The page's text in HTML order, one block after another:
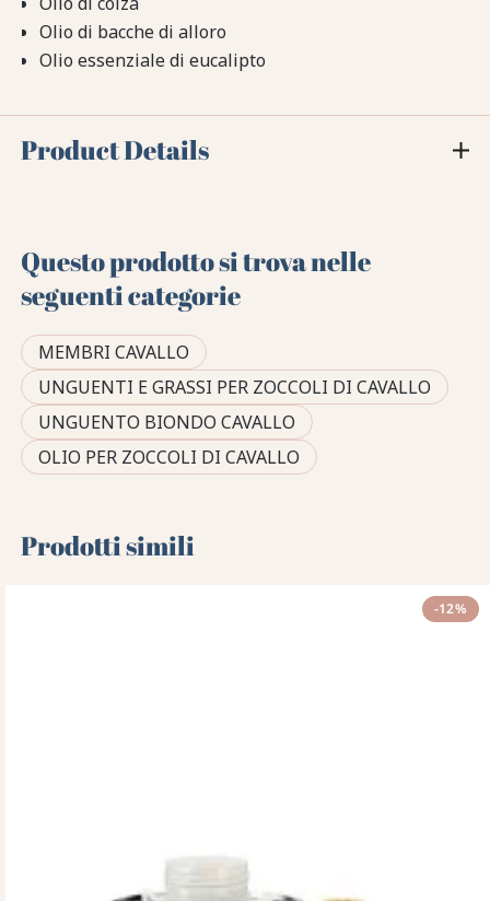
Olio di bacche di alloro
Olio essenziale di eucalipto
Product Details
Questo prodotto si trova nelle
seguenti categorie
MEMBRI CAVALLO
UNGUENTI E GRASSI PER ZOCCOLI DI CAVALLO
UNGUENTO BIONDO CAVALLO
OLIO PER ZOCCOLI DI CAVALLO
Prodotti simili
-12%